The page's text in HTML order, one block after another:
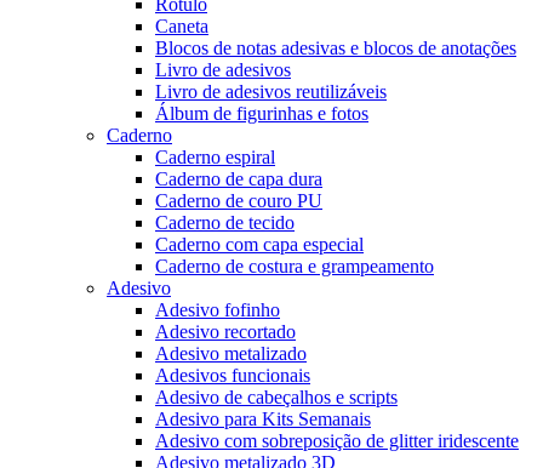
Rótulo
Caneta
Blocos de notas adesivas e blocos de anotações
Livro de adesivos
Livro de adesivos reutilizáveis
Álbum de figurinhas e fotos
Caderno
Caderno espiral
Caderno de capa dura
Caderno de couro PU
Caderno de tecido
Caderno com capa especial
Caderno de costura e grampeamento
Adesivo
Adesivo fofinho
Adesivo recortado
Adesivo metalizado
Adesivos funcionais
Adesivo de cabeçalhos e scripts
Adesivo para Kits Semanais
Adesivo com sobreposição de glitter iridescente
Adesivo metalizado 3D